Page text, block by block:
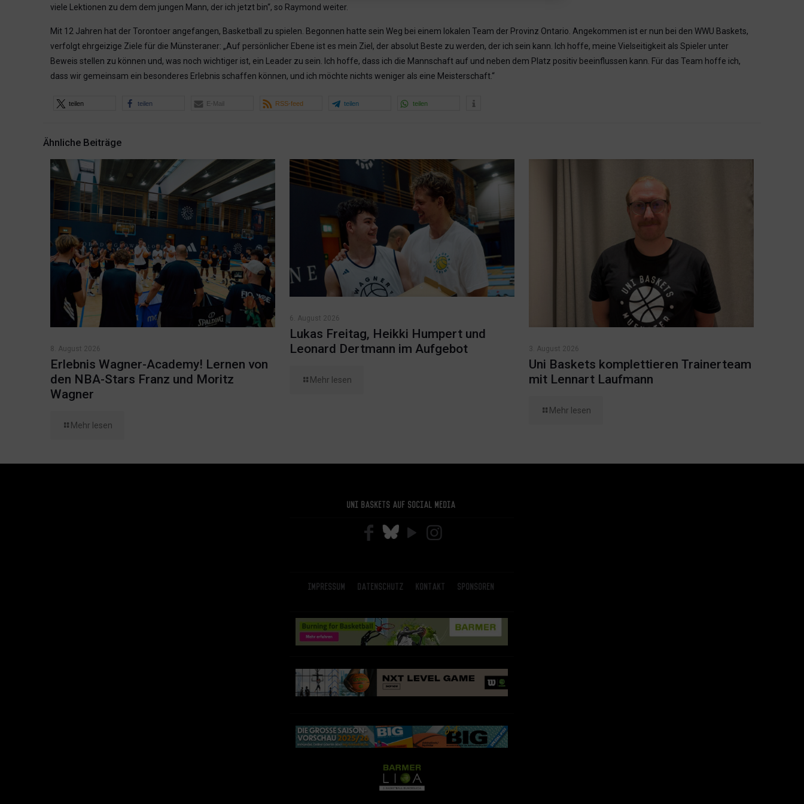
viele Lektionen zu dem dem jungen Mann, der ich jetzt bin“, so Raymond weiter.
Mit 12 Jahren hat der Torontoer angefangen, Basketball zu spielen. Begonnen hatte sein Weg bei einem lokalen Team der Provinz Ontario. Angekommen ist er nun bei den WWU Baskets,
verfolgt ehrgeizige Ziele für die Münsteraner: „Auf persönlicher Ebene ist es mein Ziel, der absolut Beste zu werden, der ich sein kann. Ich hoffe, meine Vielseitigkeit als Spieler unter
Beweis stellen zu können und, was noch wichtiger ist, ein Leader zu sein. Ich hoffe, dass ich die Mannschaft auf und neben dem Platz positiv beeinflussen kann. Für das Team hoffe ich,
dass wir gemeinsam ein besonderes Erlebnis schaffen können, und ich möchte nichts weniger als eine Meisterschaft.“
teilen teilen E-Mail RSS-feed teilen teilen
Ähnliche Beiträge
8. August 2026
Erlebnis Wagner-Academy! Lernen von
den NBA-Stars Franz und Moritz
Wagner
Mehr lesen
6. August 2026
Lukas Freitag, Heikki Humpert und
Leonard Dertmann im Aufgebot
Mehr lesen
3. August 2026
Uni Baskets komplettieren Trainerteam
mit Lennart Laufmann
Mehr lesen
Uni Baskets auf Social Media
Impressum Datenschutz Kontakt Sponsoren